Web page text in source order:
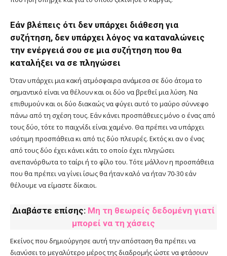
Εάν βλέπεις ότι δεν υπάρχει διάθεση για
συζήτηση, δεν υπάρχει λόγος να καταναλώνεις
την ενέργειά σου σε μια συζήτηση που θα
καταλήξει να σε πληγώσει
Όταν υπάρχει μια κακή ατμόσφαιρα ανάμεσα σε δύο άτομα το
σημαντικό είναι να θέλουν και οι δύο να βρεθεί μια λύση. Να
επιθυμούν και οι δύο διακαώς να φύγει αυτό το μαύρο σύννεφο
πάνω από τη σχέση τους. Εάν κάνει προσπάθειες μόνο ο ένας από
τους δύο, τότε το παιχνίδι είναι χαμένο. Θα πρέπει να υπάρχει
ισότιμη προσπάθεια κι από τις δύο πλευρές. Εκτός κι αν ο ένας
από τους δύο έχει κάνει κάτι το οποίο έχει πληγώσει
ανεπανόρθωτα το ταίρι ή το φίλο του. Τότε μάλλον η προσπάθεια
που θα πρέπει να γίνει ίσως θα ήταν καλό να ήταν 70-30 εάν
θέλουμε να είμαστε δίκαιοι.
Διαβάστε επίσης: Μη τη θεωρείς δεδομένη γιατί
μπορεί να τη χάσεις
Εκείνος που δημιούργησε αυτή την απόσταση θα πρέπει να
διανύσει το μεγαλύτερο μέρος της διαδρομής ώστε να φτάσουν